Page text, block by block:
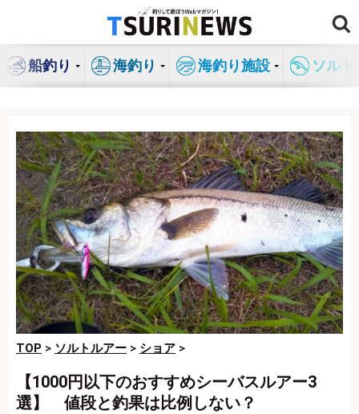
ン
船釣り 海釣り 海釣り施設 ソル
TOP > ソルトルアー > ショア >
【1000円以下のおすすめシーバスルアー3
選】 値段と釣果は比例しない？